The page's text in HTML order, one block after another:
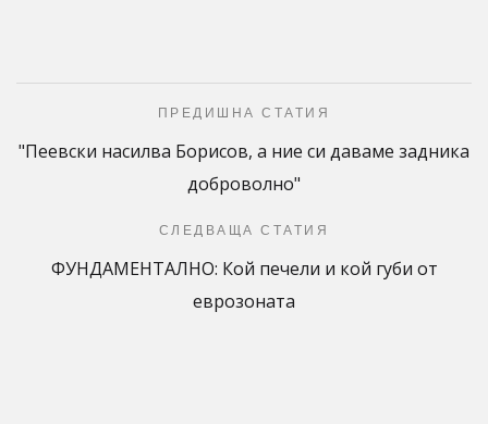
ПРЕДИШНА СТАТИЯ
"Пеевски насилва Борисов, а ние си даваме задника
доброволно"
СЛЕДВАЩА СТАТИЯ
ФУНДАМЕНТАЛНО: Кой печели и кой губи от
еврозоната